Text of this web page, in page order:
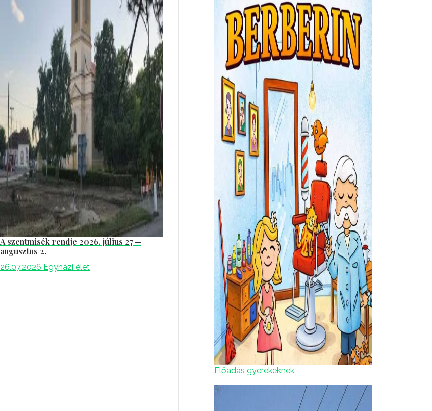
A szentmisék rendje 2026. július 27 ─
augusztus 2.
26.07.2026 Egyházi élet
Előadás gyerekeknek